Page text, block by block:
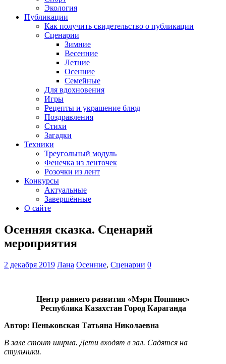
Экология
Публикации
Как получить свидетельство о публикации
Сценарии
Зимние
Весенние
Летние
Осенние
Семейные
Для вдохновения
Игры
Рецепты и украшение блюд
Поздравления
Стихи
Загадки
Техники
Треугольный модуль
Фенечка из ленточек
Розочки из лент
Конкурсы
Актуальные
Завершённые
О сайте
Осенняя сказка. Сценарий
мероприятия
2 декабря 2019 Лана Осенние, Сценарии 0
Центр раннего развития «Мэри Поппинс»
Республика Казахстан Город Караганда
Автор: Пеньковская Татьяна Николаевна
В зале стоит ширма. Дети входят в зал. Садятся на
стульчики.